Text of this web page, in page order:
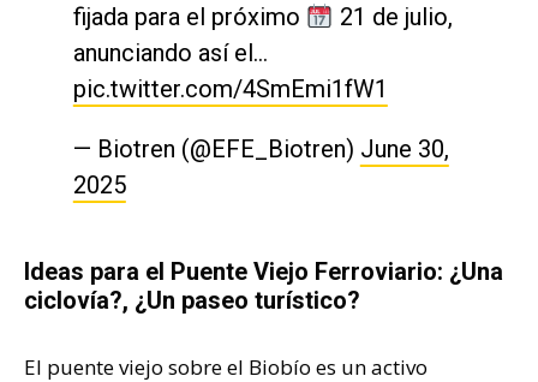
fijada para el próximo
21 de julio,
anunciando así el…
pic.twitter.com/4SmEmi1fW1
— Biotren (@EFE_Biotren) June 30,
2025
Ideas para el Puente Viejo Ferroviario: ¿Una
ciclovía?, ¿Un paseo turístico?
El puente viejo sobre el Biobío es un activo